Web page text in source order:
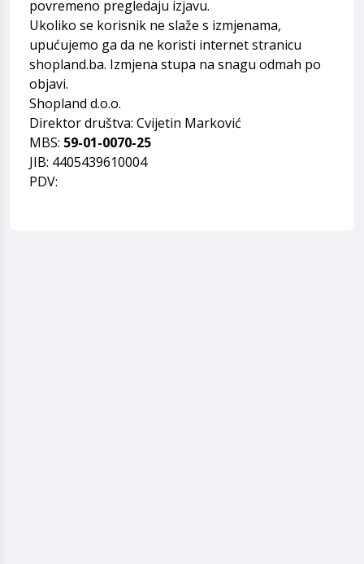
povremeno pregledaju izjavu.
Ukoliko se korisnik ne slaže s izmjenama,
upućujemo ga da ne koristi internet stranicu
shopland.ba. Izmjena stupa na snagu odmah po
objavi.
Shopland d.o.o.
Direktor društva: Cvijetin Marković
MBS: 59-01-0070-25
JIB: 4405439610004
PDV: